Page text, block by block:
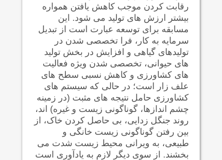
رقابت کردن موجب کاهش یافتن همواره
بیشتر ارزش های تولید می شود. این
مسابقه برای توسعه عبارت است از تبدیل
سرمایه به کار، فرا تخصصی شدن در
تولیدهای گیاهی و افزایش در بخش تولید
های حیوانی، تخصصی شدن ویژه فعالیت
های کشاورزی و کاهش نسبی سطح های
علف زار است؛ در حالی که سیستم های
کشاورزی حامل نتیجه های مثبت (در زمینه
چشم اندازها، گوناگونی زیست و غیره) اند،
روند جنگل زدایی، بی حاصل کردن خاک، از
بین رفتن گوناگونی زیست خانگی و
طبیعی، به ویرانی محیط زیست شدت می
بخشند. از سوی دیگر لازم به یادآوری است